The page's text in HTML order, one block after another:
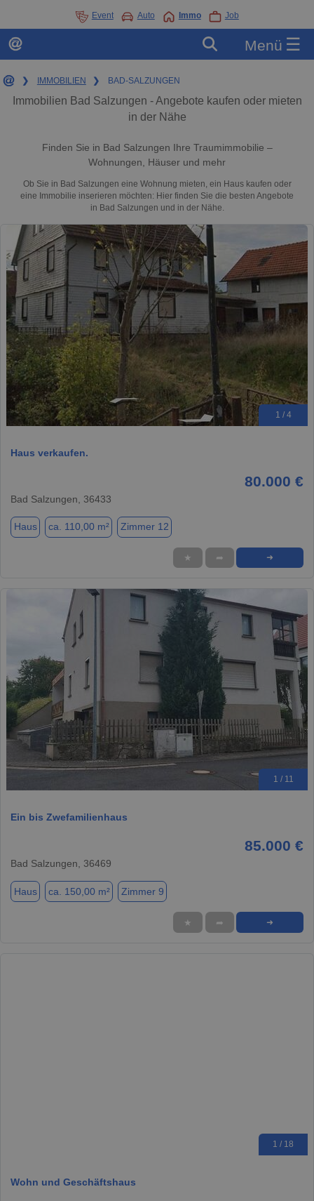
Event Auto Immo Job
Menü ☰
❯ IMMOBILIEN ❯ BAD-SALZUNGEN
Immobilien Bad Salzungen - Angebote kaufen oder mieten
in der Nähe
Finden Sie in Bad Salzungen Ihre Traumimmobilie –
Wohnungen, Häuser und mehr
Ob Sie in Bad Salzungen eine Wohnung mieten, ein Haus kaufen oder
eine Immobilie inserieren möchten: Hier finden Sie die besten Angebote
in Bad Salzungen und in der Nähe.
1 / 4
Haus verkaufen.
80.000 €
Bad Salzungen, 36433
Haus ca. 110,00 m² Zimmer 12
★ ➦ ➜
1 / 11
Ein bis Zwefamilienhaus
85.000 €
Bad Salzungen, 36469
Haus ca. 150,00 m² Zimmer 9
★ ➦ ➜
1 / 18
Wohn und Geschäftshaus